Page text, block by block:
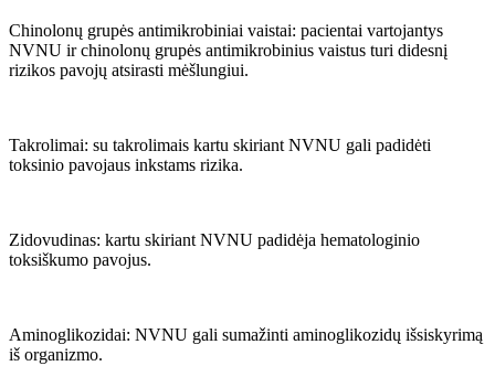
Chinolonų grupės antimikrobiniai vaistai: pacientai vartojantys
NVNU ir chinolonų grupės antimikrobinius vaistus turi didesnį
rizikos pavojų atsirasti mėšlungiui.
Takrolimai: su takrolimais kartu skiriant NVNU gali padidėti
toksinio pavojaus inkstams rizika.
Zidovudinas: kartu skiriant NVNU padidėja hematologinio
toksiškumo pavojus.
Aminoglikozidai: NVNU gali sumažinti aminoglikozidų išsiskyrimą
iš organizmo.